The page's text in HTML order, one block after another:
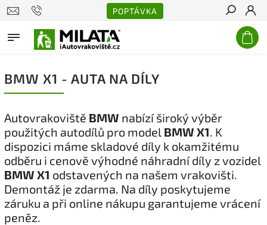
POPTÁVKA
Hledat
BMW X1 - AUTA NA DÍLY
Autovrakoviště BMW nabízí široký výběr
použitých autodílů pro model BMW X1. K
dispozici máme skladové díly k okamžitému
odběru i cenově výhodné náhradní díly z vozidel
BMW X1 odstavených na našem vrakovišti.
Demontáž je zdarma. Na díly poskytujeme
záruku a při online nákupu garantujeme vrácení
peněz.